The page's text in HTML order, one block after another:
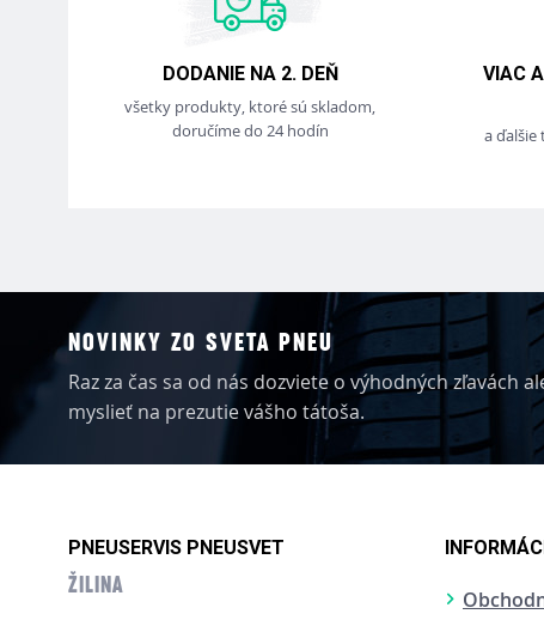
DODANIE NA 2. DEŇ
všetky produkty, ktoré sú skladom,
doručíme do 24 hodín
VIAC
a ďalšie
NOVINKY ZO SVETA PNEU
Raz za čas sa od nás dozviete o výhodných zľavách
myslieť na prezutie vášho tátoša.
PNEUSERVIS PNEUSVET
ŽILINA